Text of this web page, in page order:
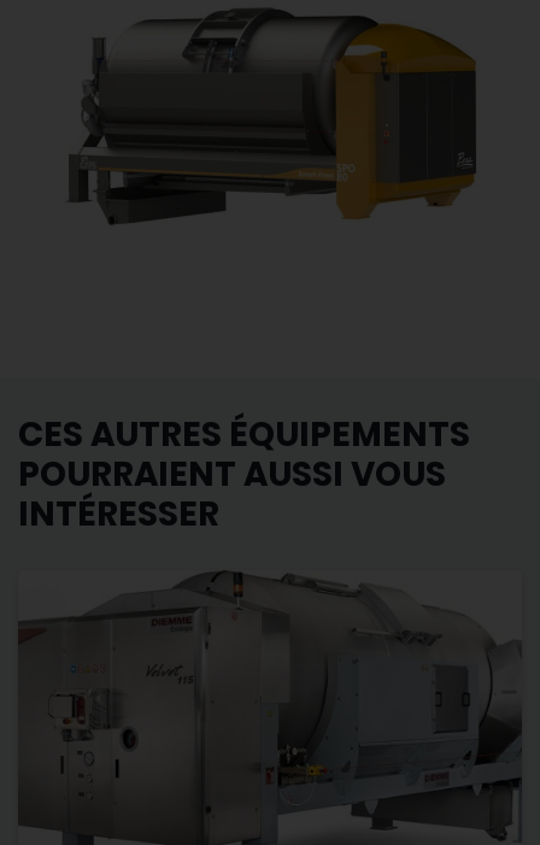
CES AUTRES ÉQUIPEMENTS
POURRAIENT AUSSI VOUS
INTÉRESSER